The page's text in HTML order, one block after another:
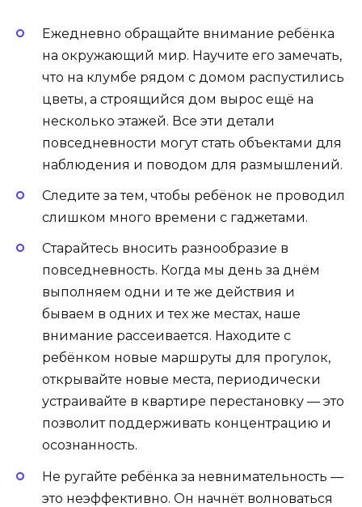
Ежедневно обращайте внимание ребёнка
на окружающий мир. Научите его замечать,
что на клумбе рядом с домом распустились
цветы, а строящийся дом вырос ещё на
несколько этажей. Все эти детали
повседневности могут стать объектами для
наблюдения и поводом для размышлений.
Следите за тем, чтобы ребёнок не проводил
слишком много времени с гаджетами.
Старайтесь вносить разнообразие в
повседневность. Когда мы день за днём
выполняем одни и те же действия и
бываем в одних и тех же местах, наше
внимание рассеивается. Находите с
ребёнком новые маршруты для прогулок,
открывайте новые места, периодически
устраивайте в квартире перестановку — это
позволит поддерживать концентрацию и
осознанность.
Не ругайте ребёнка за невнимательность —
это неэффективно. Он начнёт волноваться